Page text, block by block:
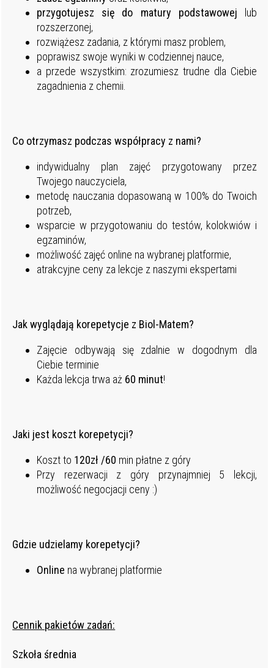
przygotujesz się do matury podstawowej lub
rozszerzonej,
rozwiążesz zadania, z którymi masz problem,
poprawisz swoje wyniki w codziennej nauce,
a przede wszystkim: zrozumiesz trudne dla Ciebie
zagadnienia z chemii.
Co otrzymasz podczas współpracy z nami?
indywidualny plan zajęć przygotowany przez
Twojego nauczyciela,
metodę nauczania dopasowaną w 100% do Twoich
potrzeb,
wsparcie w przygotowaniu do testów, kolokwiów i
egzaminów,
możliwość zajęć online na wybranej platformie,
atrakcyjne ceny za lekcje z naszymi ekspertami
Jak wyglądają korepetycje z Biol-Matem?
Zajęcie odbywają się zdalnie w dogodnym dla
Ciebie terminie
Każda lekcja trwa aż 60 minut!
Jaki jest koszt korepetycji?
Koszt to 120zł /60 min płatne z góry
Przy rezerwacji z góry przynajmniej 5 lekcji,
możliwość negocjacji ceny :)
Gdzie udzielamy korepetycji?
Online na wybranej platformie
Cennik pakietów zadań:
Szkoła średnia